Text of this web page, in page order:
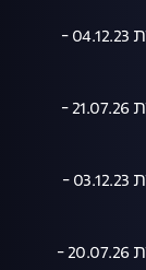
המהדורה המרכזית 04.12.23 -
המהדורה המרכזית 21.07.26 -
המהדורה המרכזית 03.12.23 -
המהדורה המרכזית 20.07.26 -